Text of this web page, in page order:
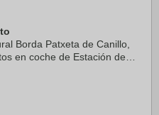
Borda Patxeta de Canillo,
en coche de Estación de
...